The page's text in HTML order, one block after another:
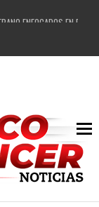
ENFOCADOS EN
GUADALUPE APOYO A
EN LA ZACATECANA
MÁS DE 3 MIL EMPLEOS
DIRECTO A GUADALUPE:
VICTORIA HERNÁNDEZ
EMPRESARIAS
DEL PROGRAMA